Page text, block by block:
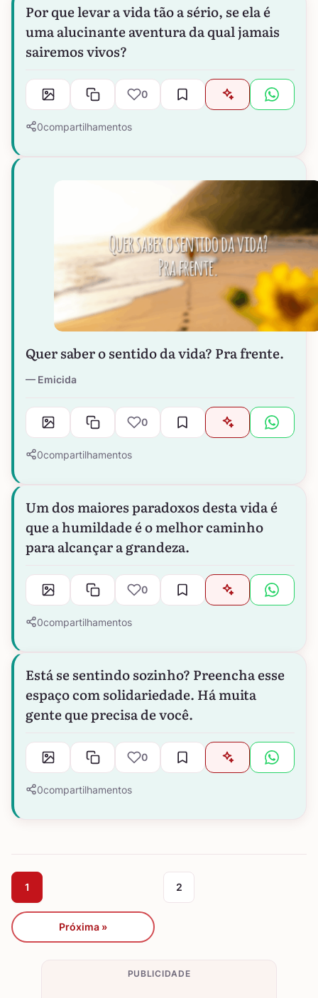
Por que levar a vida tão a sério, se ela é
uma alucinante aventura da qual jamais
sairemos vivos?
0
0compartilhamentos
Quer saber o sentido da vida? Pra frente.
Emicida
0
0compartilhamentos
Um dos maiores paradoxos desta vida é
que a humildade é o melhor caminho
para alcançar a grandeza.
0
0compartilhamentos
Está se sentindo sozinho? Preencha esse
espaço com solidariedade. Há muita
gente que precisa de você.
0
0compartilhamentos
1 2
Próxima »
PUBLICIDADE